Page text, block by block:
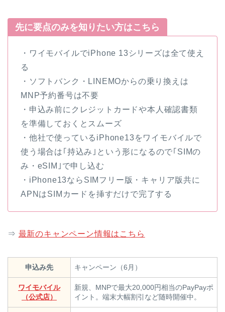
先に要点のみを知りたい方はこちら
・ワイモバイルでiPhone 13シリーズは全て使え
る
・ソフトバンク・LINEMOからの乗り換えは
MNP予約番号は不要
・申込み前にクレジットカードや本人確認書類
を準備しておくとスムーズ
・他社で使っているiPhone13をワイモバイルで
使う場合は｢持込み｣という形になるので｢SIMの
み・eSIM｣で申し込む
・iPhone13ならSIMフリー版・キャリア版共に
APNはSIMカードを挿すだけで完了する
⇒ 最新のキャンペーン情報はこちら
申込み先 キャンペーン（6月）
ワイモバイル
（公式店）
新規、MNPで最大20,000円相当のPayPayポ
イント。端末大幅割引など随時開催中。